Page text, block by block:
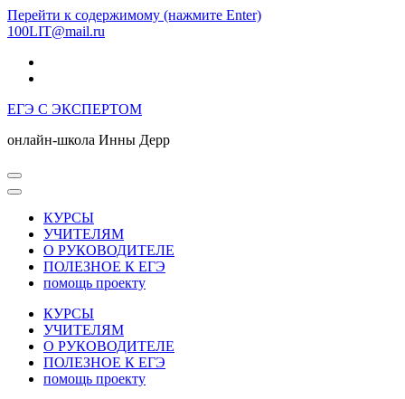
Перейти к содержимому (нажмите Enter)
100LIT@mail.ru
ЕГЭ С ЭКСПЕРТОМ
онлайн-школа Инны Дерр
КУРСЫ
УЧИТЕЛЯМ
О РУКОВОДИТЕЛЕ
ПОЛЕЗНОЕ К ЕГЭ
помощь проекту
КУРСЫ
УЧИТЕЛЯМ
О РУКОВОДИТЕЛЕ
ПОЛЕЗНОЕ К ЕГЭ
помощь проекту